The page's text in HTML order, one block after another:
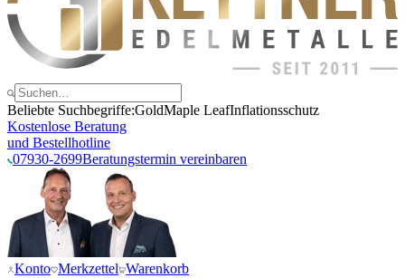
Beliebte Suchbegriffe:GoldMaple LeafInflationsschutz
Kostenlose Beratung
und Bestellhotline
07930-2699Beratungstermin vereinbaren
Konto Merkzettel Warenkorb